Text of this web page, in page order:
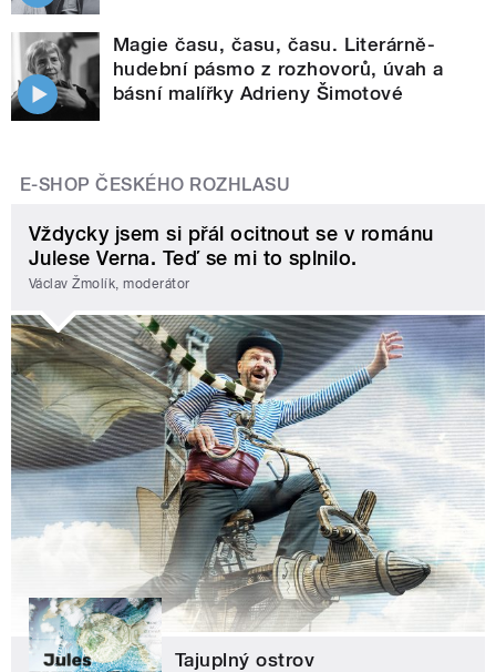
Magie času, času, času. Literárně-
hudební pásmo z rozhovorů, úvah a
básní malířky Adrieny Šimotové
E-SHOP ČESKÉHO ROZHLASU
Vždycky jsem si přál ocitnout se v románu
Julese Verna. Teď se mi to splnilo.
Václav Žmolík, moderátor
Tajuplný ostrov